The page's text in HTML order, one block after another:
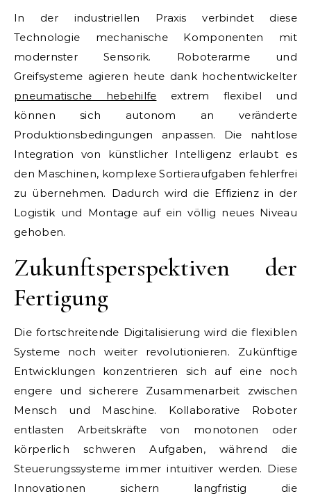
In der industriellen Praxis verbindet diese
Technologie mechanische Komponenten mit
modernster Sensorik. Roboterarme und
Greifsysteme agieren heute dank hochentwickelter
pneumatische hebehilfe extrem flexibel und
können sich autonom an veränderte
Produktionsbedingungen anpassen. Die nahtlose
Integration von künstlicher Intelligenz erlaubt es
den Maschinen, komplexe Sortieraufgaben fehlerfrei
zu übernehmen. Dadurch wird die Effizienz in der
Logistik und Montage auf ein völlig neues Niveau
gehoben.
Zukunftsperspektiven der
Fertigung
Die fortschreitende Digitalisierung wird die flexiblen
Systeme noch weiter revolutionieren. Zukünftige
Entwicklungen konzentrieren sich auf eine noch
engere und sicherere Zusammenarbeit zwischen
Mensch und Maschine. Kollaborative Roboter
entlasten Arbeitskräfte von monotonen oder
körperlich schweren Aufgaben, während die
Steuerungssysteme immer intuitiver werden. Diese
Innovationen sichern langfristig die